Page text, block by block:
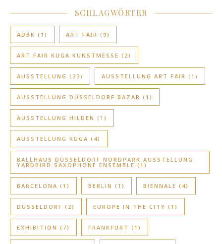
SCHLAGWÖRTER
ADBK (1) ART FAIR (9)
ART FAIR KUGA KUNSTMESSE (2)
AUSSTELLUNG (23) AUSSTELLUNG ART FAIR (1)
AUSSTELLUNG DÜSSELDORF BAZAR (1)
AUSSTELLUNG HILDEN (1)
AUSSTELLUNG KUGA (4)
BALLHAUS DÜSSELDORF NORDPARK AUSSTELLUNG
YARDBIRD SAXOPHONE ENSEMBLE (1)
BARCELONA (1) BERLIN (1) BIENNALE (4)
DÜSSELDORF (2) EUROPE IN THE CITY (1)
EXHIBITION (7) FRANKFURT (1)